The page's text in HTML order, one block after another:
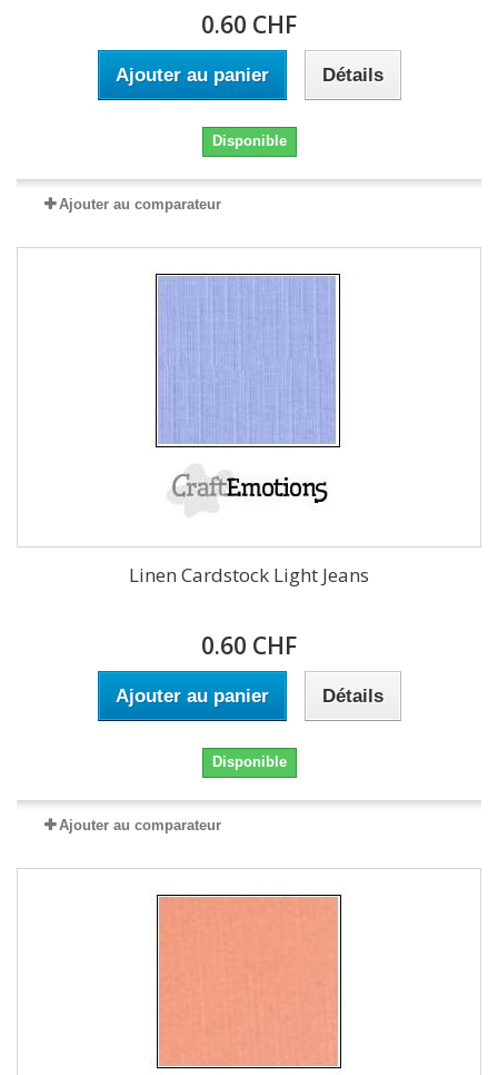
0.60 CHF
Ajouter au panier Détails
Disponible
Ajouter au comparateur
Linen Cardstock Light Jeans
0.60 CHF
Ajouter au panier Détails
Disponible
Ajouter au comparateur